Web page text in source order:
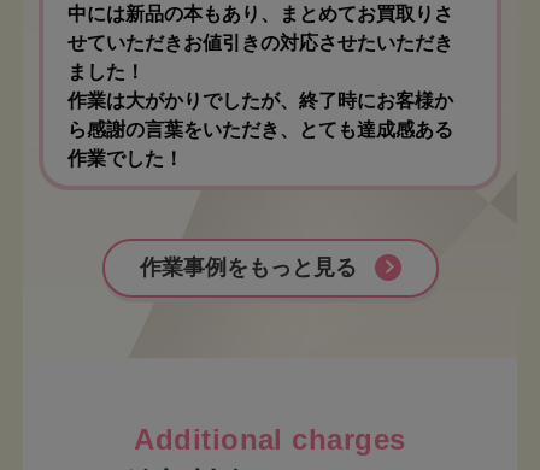
中には新品の本もあり、まとめてお買取りさ
せていただきお値引きの対応させたいただき
ました！
作業は大がかりでしたが、終了時にお客様か
ら感謝の言葉をいただき、とても達成感ある
作業でした！
作業事例をもっと見る